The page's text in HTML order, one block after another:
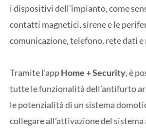
i dispositivi dell’impianto, come
contatti magnetici, sirene e le
comunicazione, telefono, rete dati e
Tramite l’appHome + Security, è
tutte le funzionalità dell’antifurto
le potenzialità di un sistema
collegare all’attivazione del sistema